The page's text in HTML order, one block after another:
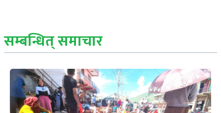
सम्बन्धित् समाचार